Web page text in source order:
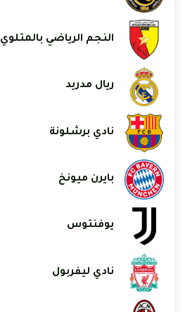
النجم الرياضي بالمتلوي
ريال مدريد
نادي برشلونة
بايرن ميونخ
يوفنتوس
نادي ليفربول